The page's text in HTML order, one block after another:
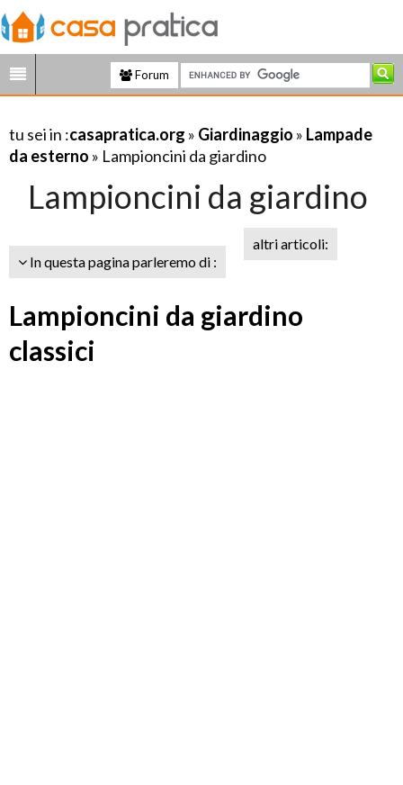
Forum
tu sei in :casapratica.org » Giardinaggio » Lampade
da esterno » Lampioncini da giardino
Lampioncini da giardino
In questa pagina parleremo di :
altri articoli:
Lampioncini da giardino
classici